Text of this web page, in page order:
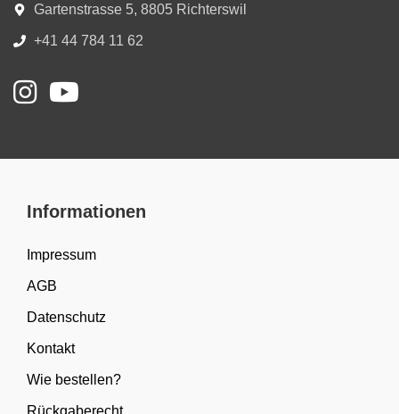
Gartenstrasse 5, 8805 Richterswil
+41 44 784 11 62
Informationen
Impressum
AGB
Datenschutz
Kontakt
Wie bestellen?
Rückgaberecht